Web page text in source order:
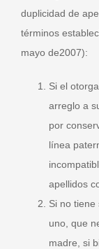
duplicidad de
términos
mayo de2007):
Si el
arreglo a
por
línea
apellidos
Si no
uno, que
madre, si